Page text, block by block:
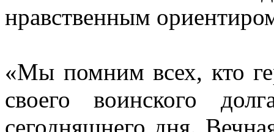
нравственным
«Мы помним всех, кто
своего воинского
сегодняшнего дня.